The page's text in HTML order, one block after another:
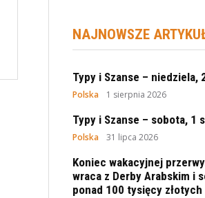
NAJNOWSZE
Typy i Szanse – niedziela,
Polska 1 sierpnia 2026
Typy i Szanse – sobota, 1
Polska 31 lipca 2026
Koniec wakacyjnej
wraca z Derby Arabskim i
ponad 100 tysięcy złotych